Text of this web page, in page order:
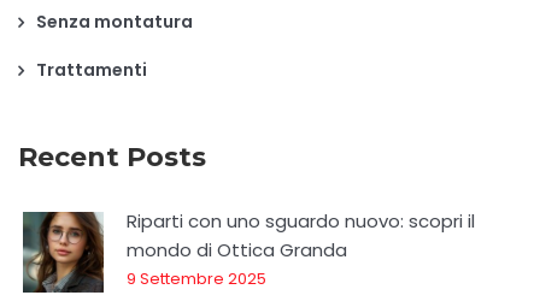
Senza montatura
Trattamenti
Recent Posts
Riparti con uno sguardo nuovo: scopri il
mondo di Ottica Granda
9 Settembre 2025